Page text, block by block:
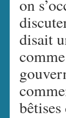
on
disait